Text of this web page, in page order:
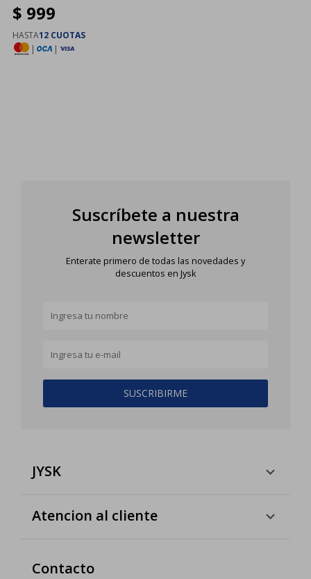
$ 999
HASTA12 CUOTAS
|
|
Suscríbete a nuestra
newsletter
Enterate primero de todas las novedades y
descuentos en Jysk
SUSCRIBIRME
JYSK
Atencion al cliente
Contacto